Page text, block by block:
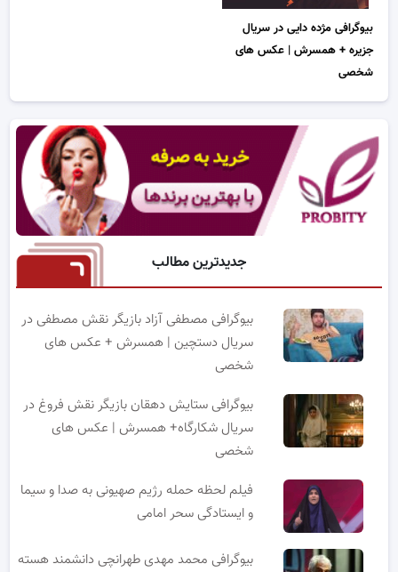
بیوگرافی مژده دایی در سریال
جزیره + همسرش | عکس های
شخصی
جدیدترین مطالب
بیوگرافی مصطفی آزاد بازیگر نقش مصطفی در
سریال دستچین | همسرش + عکس های
شخصی
بیوگرافی ستایش دهقان بازیگر نقش فروغ در
سریال شکارگاه+ همسرش | عکس های
شخصی
فیلم لحظه حمله رژیم صهیونی به صدا و سیما
و ایستادگی سحر امامی
بیوگرافی محمد مهدی طهرانچی دانشمند هسته